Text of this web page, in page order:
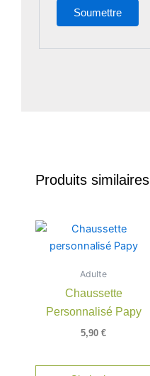
Produits similaires
Adulte
Chaussette
Personnalisé Papy
5,90 €